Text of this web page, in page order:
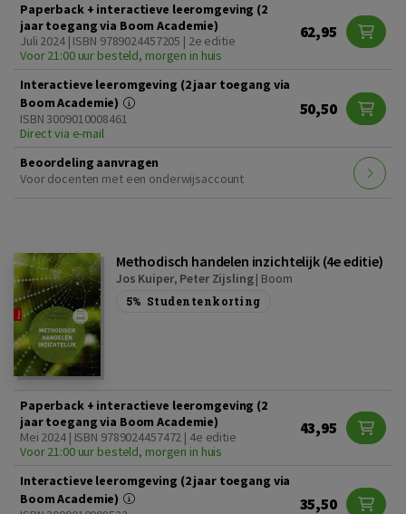
Paperback + interactieve leeromgeving (2
jaar toegang via Boom Academie)
Juli 2024 | ISBN 9789024457205 | 2e editie
Voor 21:00 uur besteld, morgen in huis
62,95
Interactieve leeromgeving (2 jaar toegang via
Boom Academie)
ISBN 3009010008461
Direct via e-mail
50,50
Beoordeling aanvragen
Voor docenten met een onderwijsaccount
Methodisch handelen inzichtelijk (4e editie)
Jos Kuiper, Peter Zijsling| Boom
5% Studentenkorting
Paperback + interactieve leeromgeving (2
jaar toegang via Boom Academie)
Mei 2024 | ISBN 9789024457472 | 4e editie
Voor 21:00 uur besteld, morgen in huis
43,95
Interactieve leeromgeving (2 jaar toegang via
Boom Academie)
35,50